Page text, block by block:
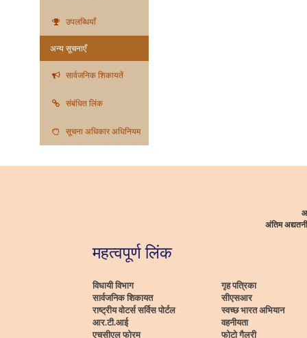
उपलब्धियाँ
अन्य सूचनाएँ
सार्वजनिक शिकायतें
संबंधित लिंक
सूचना अधिकार अधिनियम
अंतिम
महत्वपूर्ण लिंक
विधायी विभाग
सार्वजनिक शिकायत
राष्ट्रीय वोटर्स सर्विस पोर्टल
आर.टी.आई
एचसीएल फोरम
गृह पत्रिका
सीएसआर
स्वच्छ भारत अभियान
वहनीयता
फोटो गैलरी